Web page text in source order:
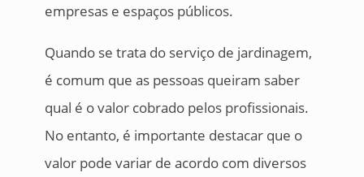
empresas e espaços públicos.
Quando se trata do serviço de jardinagem,
é comum que as pessoas queiram saber
qual é o valor cobrado pelos profissionais.
No entanto, é importante destacar que o
valor pode variar de acordo com diversos